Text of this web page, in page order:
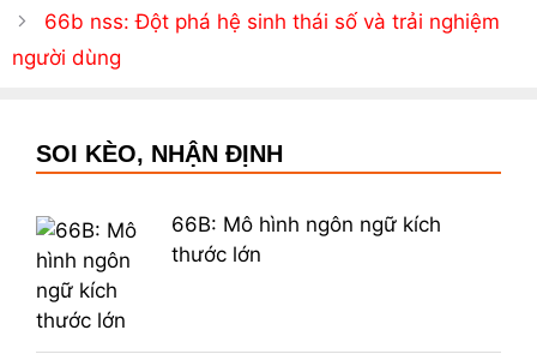
66b nss: Đột phá hệ sinh thái số và trải nghiệm
người dùng
SOI KÈO, NHẬN ĐỊNH
66B: Mô hình ngôn ngữ kích
thước lớn